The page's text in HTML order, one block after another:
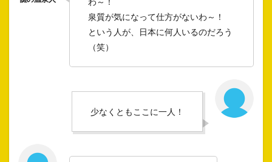
泉質が気になって仕方がないわ～！
という人が、日本に何人いるのだろう
（笑）
少なくともここに一人！